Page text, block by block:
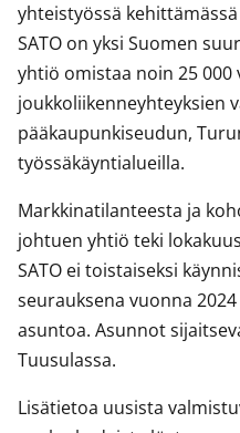
yhteistyössä
SATO on yksi Suomen
yhtiö omistaa noin 25 000
joukkoliikenneyhteyksien
pääkaupunkiseudun,
työssäkäyntialueilla.
Markkinatilanteesta ja
johtuen yhtiö teki
SATO ei toistaiseksi
seurauksena vuonna
asuntoa. Asunnot
Tuusulassa.
Lisätietoa uusista